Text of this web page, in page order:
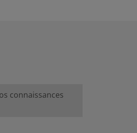
connaissances